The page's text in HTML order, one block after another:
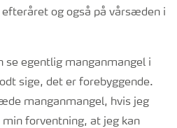
efteråret og også på vårsæden i
se egentlig manganmangel i
sige, det er forebyggende.
manganmangel, hvis jeg
forventning, at jeg kan